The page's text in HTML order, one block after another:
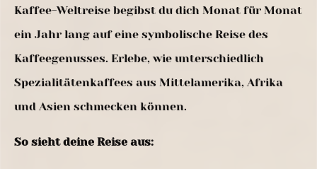
Kaffee-Weltreise begibst du dich Monat für Monat
ein Jahr lang auf eine symbolische Reise des
Kaffeegenusses. Erlebe, wie unterschiedlich
Spezialitätenkaffees aus Mittelamerika, Afrika
und Asien schmecken können.
So sieht deine Reise aus: